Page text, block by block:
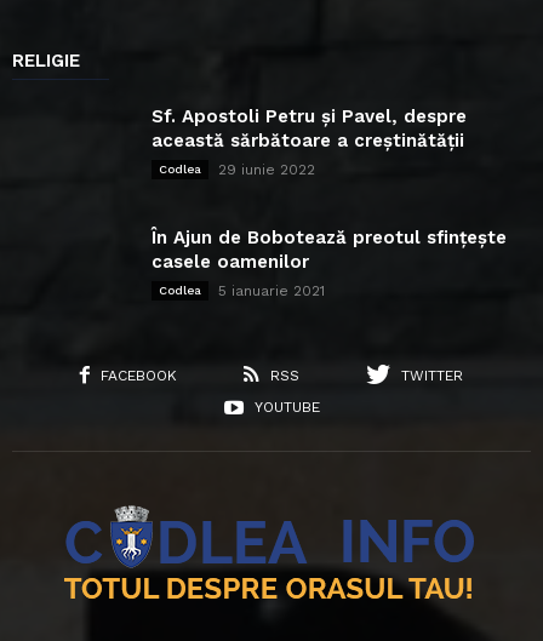
RELIGIE
Sf. Apostoli Petru și Pavel, despre
această sărbătoare a creștinătății
Codlea 29 iunie 2022
În Ajun de Bobotează preotul sfințește
casele oamenilor
Codlea 5 ianuarie 2021
FACEBOOK RSS
TWITTER
YOUTUBE